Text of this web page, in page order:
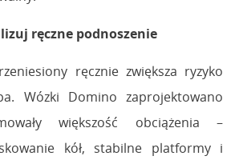
ręczne podnoszenie
ręcznie zwiększa ryzyko
Wózki Domino zaprojektowano
większość obciążenia –
kół, stabilne platformy i